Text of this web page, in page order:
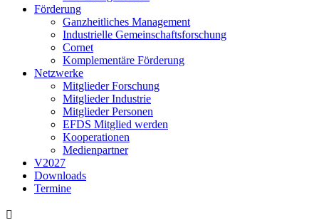
Förderung
Ganzheitliches Management
Industrielle Gemeinschaftsforschung
Cornet
Komplementäre Förderung
Netzwerke
Mitglieder Forschung
Mitglieder Industrie
Mitglieder Personen
EFDS Mitglied werden
Kooperationen
Medienpartner
V2027
Downloads
Termine